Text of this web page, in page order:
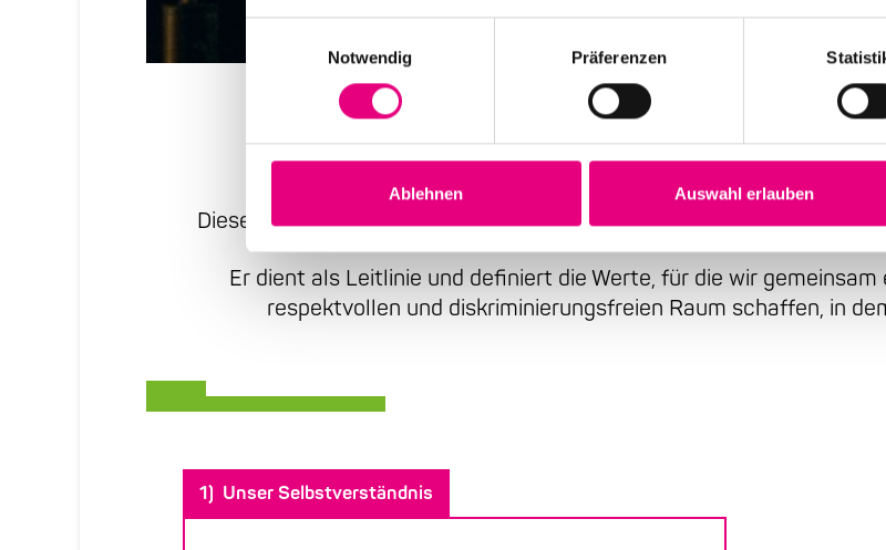
Notwendig
Präferenzen
Ablehnen Auswahl erlauben
Dieser Code of Conduct bildet das Fundament für unser
Er dient als Leitlinie und definiert die Werte, für die wir
respektvollen und diskriminierungsfreien Raum schaffen, in
1) Unser Selbstverständnis